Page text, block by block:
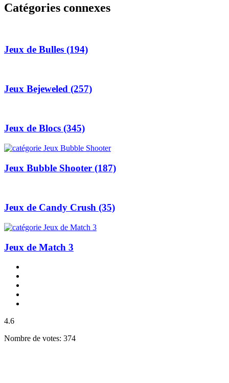
Catégories connexes
Jeux de Bulles (194)
Jeux Bejeweled (257)
Jeux de Blocs (345)
Jeux Bubble Shooter (187)
Jeux de Candy Crush (35)
Jeux de Match 3
4.6
Nombre de votes: 374